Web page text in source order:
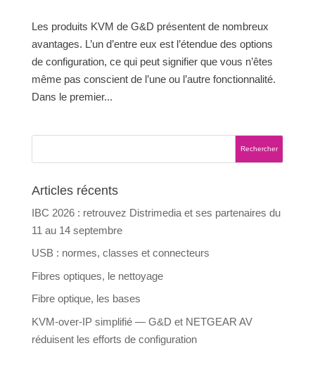
Les produits KVM de G&D présentent de nombreux
avantages. L’un d’entre eux est l’étendue des options
de configuration, ce qui peut signifier que vous n’êtes
même pas conscient de l’une ou l’autre fonctionnalité.
Dans le premier...
Articles récents
IBC 2026 : retrouvez Distrimedia et ses partenaires du
11 au 14 septembre
USB : normes, classes et connecteurs
Fibres optiques, le nettoyage
Fibre optique, les bases
KVM-over-IP simplifié — G&D et NETGEAR AV
réduisent les efforts de configuration